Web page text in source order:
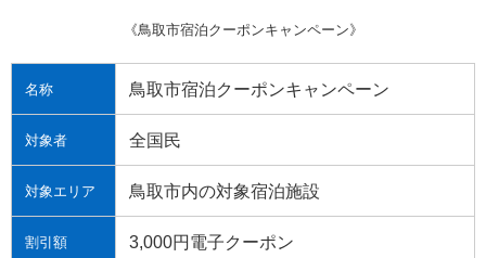
《鳥取市宿泊クーポンキャンペーン》
名称 鳥取市宿泊クーポンキャンペーン
対象者 全国民
対象エリア 鳥取市内の対象宿泊施設
割引額 3,000円電子クーポン